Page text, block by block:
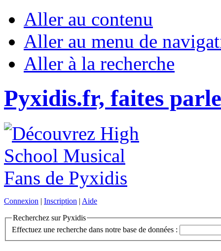
Aller au contenu
Aller au menu de
Aller à la recherche
Pyxidis.fr, faites
Connexion | Inscription | Aide
Recherchez sur Pyxidis
Effectuez une recherche dans notre base de données :